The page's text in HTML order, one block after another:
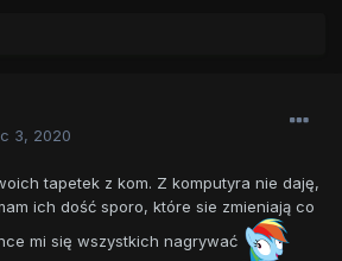
3, 2020
tapetek z kom. Z komputyra nie daję,
ich dość sporo, które sie zmieniają co
mi się wszystkich nagrywać